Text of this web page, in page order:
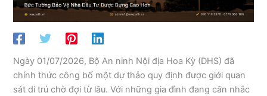
Ngày 01/07/2026, Bộ An ninh Nội địa Hoa Kỳ (DHS) đã
chính thức công bố một dự thảo quy định được giới quan
sát di trú chờ đợi từ lâu. Với những gia đình đang cân nhắc